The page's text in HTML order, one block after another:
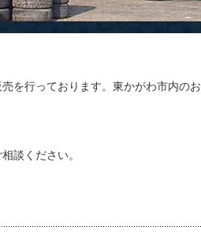
を行っております。東かがわ市内のお
談ください。